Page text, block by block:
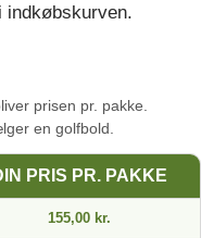
indkøbskurven.
prisen pr. pakke.
en golfbold.
PRIS PR. PAKKE
155,00 kr.